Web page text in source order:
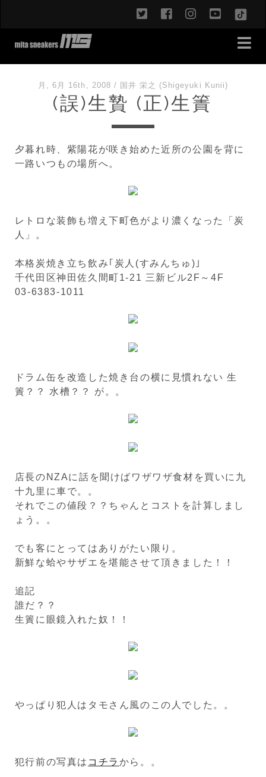
twitterfacebookinstagram
月, 6月 16th, 2008 / 国井 栄之 (Shigeyuki Kunii)
(誤)生贄 (正)生簀
夕暮れ時、紫陽花が咲き始めた近所の公園を背に
一路いつもの場所へ。
レトロな装飾も増え下町色がより濃くなった「炭
人」。
本格炭焼き立ち飲み｢炭人(すみんちゅ)｣
千代田区神田佐久間町1-21 三新ビル2F～4F
03-6383-1011
ドラム缶を改造した焼き台の横に見慣れない 生
簀？？ 水槽？？ が。。
店長のNZAに話を聞けばワザワザ食材を買いに九
十九里に車で。。
それでこの値段？？ちゃんとコストを計算しまし
ょう。。
でも客にとってはありがたい限り。
新鮮な蛤やサザエを堪能させて頂きました！！
追記
誰だ？？
生簀に眼鏡入れた奴！！
やっぱり犯人はタモさん風のこの人でした。。
犯行前の写真は コチラ から。。